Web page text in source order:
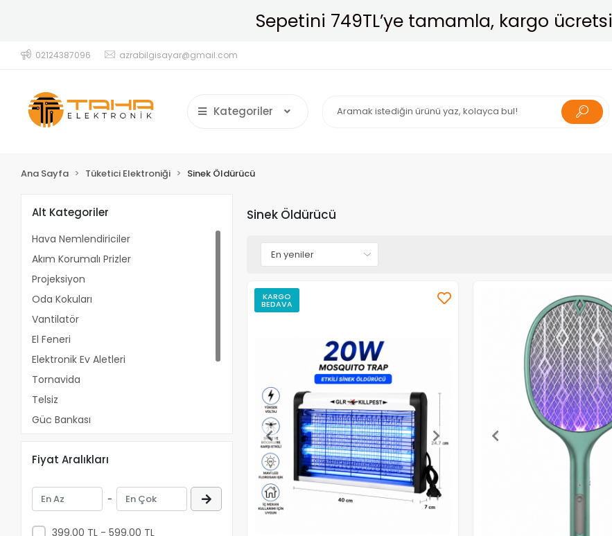
Havale ile Öde, %4 Daha Ucuza Al!
02124387096 azrabilgisayar@gmail.com
Kategoriler
Ana Sayfa Tüketici Elektroniği Sinek Öldürücü
Alt Kategoriler
Hava Nemlendiriciler
Akım Korumalı Prizler
Projeksiyon
Oda Kokuları
Vantilatör
El Feneri
Elektronik Ev Aletleri
Tornavida
Telsiz
Güç Bankası
Ağız Bakım Ürünleri
Takip Cihazı
Fiyat Aralıkları
-
399.00 TL - 599.00 TL
Sinek Öldürücü
KARGO
BEDAVA